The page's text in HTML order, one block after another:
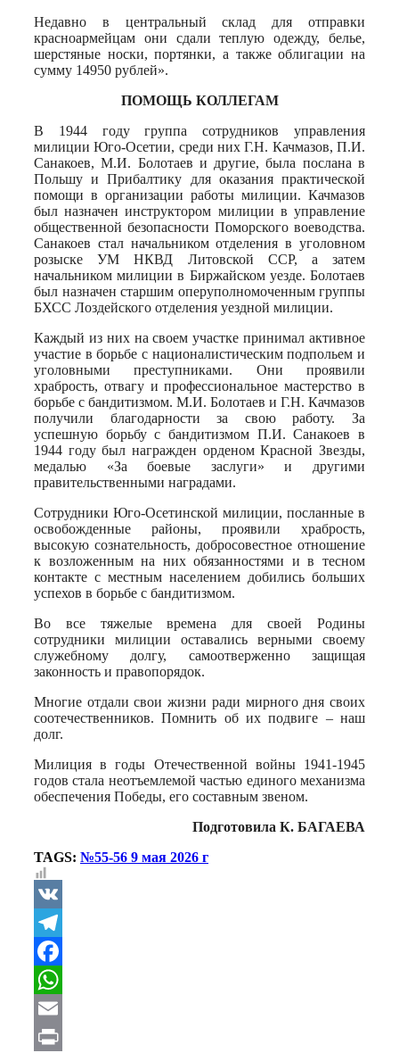
Недавно в центральный склад для отправки
красноармейцам они сдали теплую одежду, белье,
шерстяные носки, портянки, а также облигации на
сумму 14950 рублей».
ПОМОЩЬ КОЛЛЕГАМ
В 1944 году группа сотрудников управления
милиции Юго-Осетии, среди них Г.Н. Качмазов, П.И.
Санакоев, М.И. Болотаев и другие, была послана в
Польшу и Прибалтику для оказания практической
помощи в организации работы милиции. Качмазов
был назначен инструктором милиции в управление
общественной безопасности Поморского воеводства.
Санакоев стал начальником отделения в уголовном
розыске УМ НКВД Литовской ССР, а затем
начальником милиции в Биржайском уезде. Болотаев
был назначен старшим оперуполномоченным группы
БХСС Лоздейского отделения уездной милиции.
Каждый из них на своем участке принимал активное
участие в борьбе с националистическим подпольем и
уголовными преступниками. Они проявили
храбрость, отвагу и профессиональное мастерство в
борьбе с бандитизмом. М.И. Болотаев и Г.Н. Качмазов
получили благодарности за свою работу. За
успешную борьбу с бандитизмом П.И. Санакоев в
1944 году был награжден орденом Красной Звезды,
медалью «За боевые заслуги» и другими
правительственными наградами.
Сотрудники Юго-Осетинской милиции, посланные в
освобожденные районы, проявили храбрость,
высокую сознательность, добросовестное отношение
к возложенным на них обязанностями и в тесном
контакте с местным населением добились больших
успехов в борьбе с бандитизмом.
Во все тяжелые времена для своей Родины
сотрудники милиции оставались верными своему
служебному долгу, самоотверженно защищая
законность и правопорядок.
Многие отдали свои жизни ради мирного дня своих
соотечественников. Помнить об их подвиге – наш
долг.
Милиция в годы Отечественной войны 1941-1945
годов стала неотъемлемой частью единого механизма
обеспечения Победы, его составным звеном.
Подготовила К. БАГАЕВА
TAGS: №55-56 9 мая 2026 г
VK
Telegram
Facebook
WhatsApp
Email